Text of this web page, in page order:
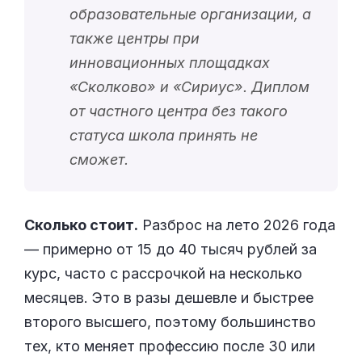
образовательные организации, а
также центры при
инновационных площадках
«Сколково» и «Сириус». Диплом
от частного центра без такого
статуса школа принять не
сможет.
Сколько стоит. Разброс на лето 2026 года
— примерно от 15 до 40 тысяч рублей за
курс, часто с рассрочкой на несколько
месяцев. Это в разы дешевле и быстрее
второго высшего, поэтому большинство
тех, кто меняет профессию после 30 или